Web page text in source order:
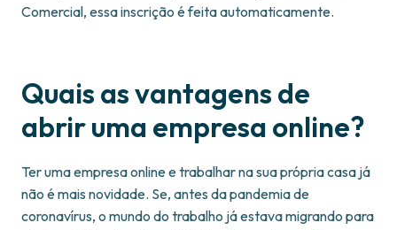
Comercial, essa inscrição é feita automaticamente.
Quais as vantagens de
abrir uma empresa online?
Ter uma empresa online e trabalhar na sua própria casa já
não é mais novidade. Se, antes da pandemia de
coronavírus, o mundo do trabalho já estava migrando para